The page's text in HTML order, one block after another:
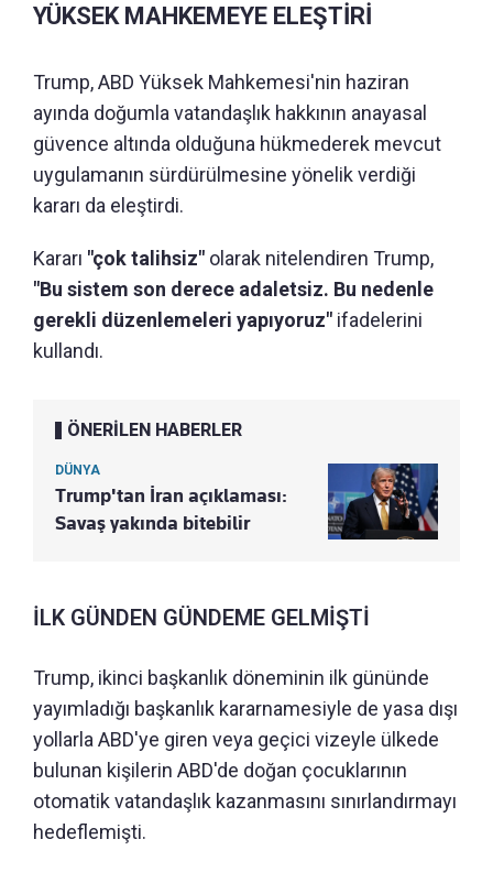
YÜKSEK MAHKEMEYE ELEŞTİRİ
Trump, ABD Yüksek Mahkemesi'nin haziran
ayında doğumla vatandaşlık hakkının anayasal
güvence altında olduğuna hükmederek mevcut
uygulamanın sürdürülmesine yönelik verdiği
kararı da eleştirdi.
Kararı "çok talihsiz" olarak nitelendiren Trump,
"Bu sistem son derece adaletsiz. Bu nedenle
gerekli düzenlemeleri yapıyoruz" ifadelerini
kullandı.
ÖNERİLEN HABERLER
DÜNYA
Trump'tan İran açıklaması:
Savaş yakında bitebilir
İLK GÜNDEN GÜNDEME GELMİŞTİ
Trump, ikinci başkanlık döneminin ilk gününde
yayımladığı başkanlık kararnamesiyle de yasa dışı
yollarla ABD'ye giren veya geçici vizeyle ülkede
bulunan kişilerin ABD'de doğan çocuklarının
otomatik vatandaşlık kazanmasını sınırlandırmayı
hedeflemişti.